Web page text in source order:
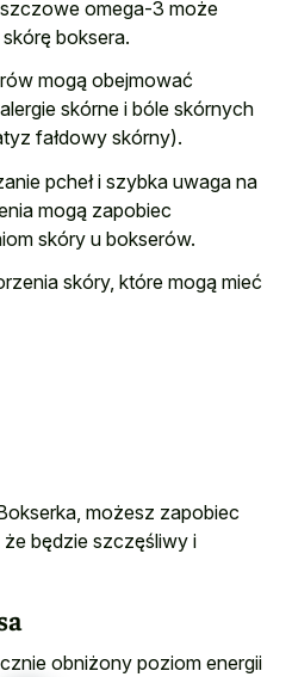
omega-3 może
boksera.
mogą obejmować
skórne i bóle skórnych
fałdowy skórny).
pcheł i szybka uwaga na
mogą zapobiec
skóry u bokserów.
skóry, które mogą mieć
możesz zapobiec
będzie szczęśliwy i
obniżony poziom energii